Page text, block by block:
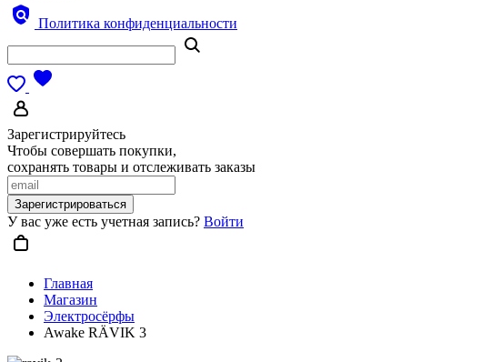
Политика конфиденциальности
Зарегистрируйтесь
Чтобы совершать покупки,
сохранять товары и отслеживать заказы
Зарегистрироваться
У вас уже есть учетная запись? Войти
Главная
Магазин
Электросёрфы
Awake RÄVIK 3